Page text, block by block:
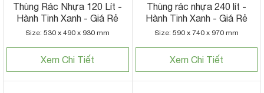
Thùng Rác Nhựa 120 Lít -
Hành Tinh Xanh - Giá Rẻ
Size: 530 x 490 x 930 mm
Xem Chi Tiết
Thùng rác nhựa 240 lít -
Hành Tinh Xanh - Giá Rẻ
Size: 590 x 740 x 970 mm
Xem Chi Tiết